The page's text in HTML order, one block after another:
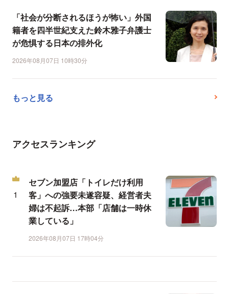
「社会が分断されるほうが怖い」外国
籍者を四半世紀支えた鈴木雅子弁護士
が危惧する日本の排外化
2026年08月07日 10時30分
もっと見る
アクセスランキング
セブン加盟店「トイレだけ利用
客」への強要未遂容疑、経営者夫
婦は不起訴…本部「店舗は一時休
業している」
2026年08月07日 17時04分